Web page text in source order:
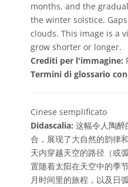
months, and the
the winter solstice.
clouds. This image is a
grow shorter or longer.
Crediti per l'immagine:
Termini di glossario
Cinese semplificato
Didascalia: 这幅令人陶
合，展现了大自然的韵律
天内穿越天空的路径（或
置随着太阳在天空中的季
月时间里的旅程，以及日